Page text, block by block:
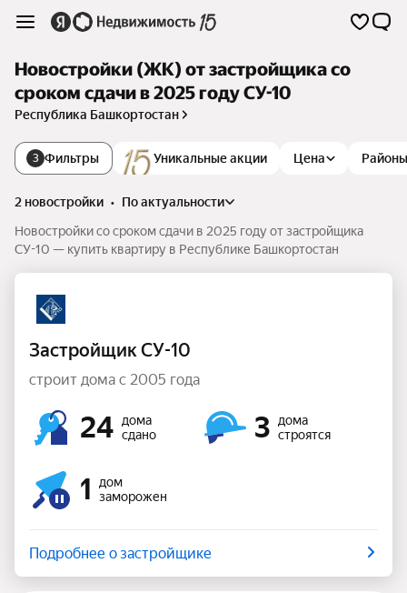
Новостройки (ЖК) от застройщика со
сроком сдачи в 2025 году СУ-10
Республика Башкортостан
3 Фильтры Уникальные акции Цена Районы
2 новостройки •
по актуальности
Новостройки со сроком сдачи в 2025 году от застройщика
СУ-10 — купить квартиру в Республике Башкортостан
Застройщик СУ-10
строит дома с 2005 года
24
дома
сдано
1
дом
заморожен
3
дома
строятся
Подробнее о застройщике